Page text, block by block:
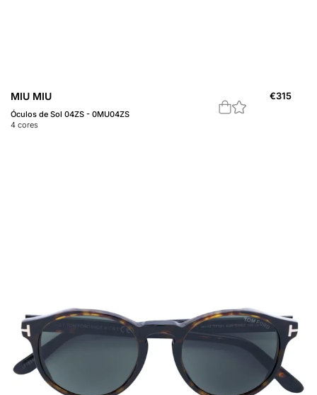
MIU MIU
Óculos de Sol 04ZS - 0MU04ZS
4 cores
€315